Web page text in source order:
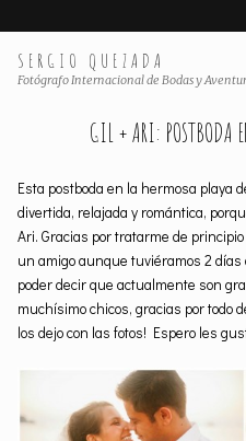
SERGIO QUEZADA
Fotógrafo Internacional de Bodas y
Skip
GIL + ARI: POSTBODA
Esta postboda en la hermosa
divertida, relajada y romántica,
Ari. Gracias por tratarme de
un amigo aunque tuviéramos 2 días
poder decir que actualmente son
muchísimo chicos, gracias por todo
los dejo con las fotos! Espero les